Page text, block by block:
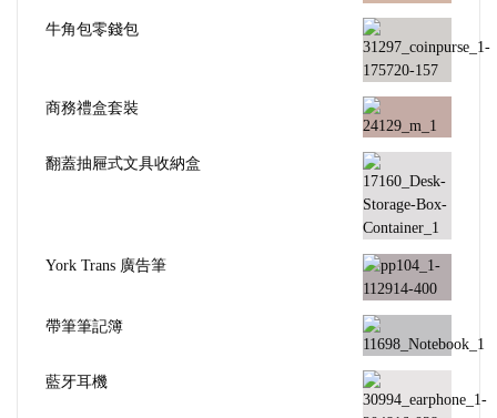
牛角包零錢包
商務禮盒套裝
翻蓋抽屜式文具收納盒
York Trans 廣告筆
帶筆筆記簿
藍牙耳機